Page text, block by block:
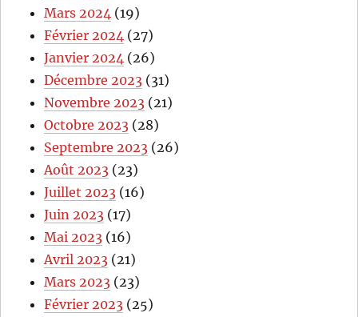
Mars 2024 (19)
Février 2024 (27)
Janvier 2024 (26)
Décembre 2023 (31)
Novembre 2023 (21)
Octobre 2023 (28)
Septembre 2023 (26)
Août 2023 (23)
Juillet 2023 (16)
Juin 2023 (17)
Mai 2023 (16)
Avril 2023 (21)
Mars 2023 (23)
Février 2023 (25)